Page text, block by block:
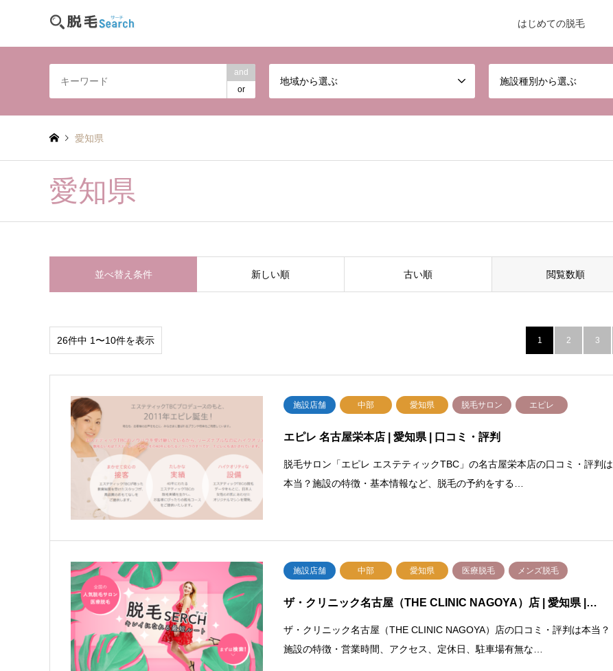
はじめての脱毛
and
or
地域から選ぶ 施設種別から選ぶ
愛知県
愛知県
並べ替え条件 新しい順 古い順 閲覧数順
26件中 1〜10件を表示 1 2 3
施設店舗 中部 愛知県 脱毛サロン エピレ
エピレ 名古屋栄本店 | 愛知県 | 口コミ・評判
脱毛サロン「エピレ エステティックTBC」の名古屋栄本店の口コミ・評判は
本当？施設の特徴・基本情報など、脱毛の予約をする…
施設店舗 中部 愛知県 医療脱毛 メンズ脱毛
ザ・クリニック名古屋（THE CLINIC NAGOYA）店 | 愛知県 |…
ザ・クリニック名古屋（THE CLINIC NAGOYA）店の口コミ・評判は本当？
施設の特徴・営業時間、アクセス、定休日、駐車場有無な…